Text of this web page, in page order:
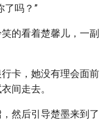
了吗？”
的看着楚馨儿，一副
卡，她没有理会面前
间走去。
然后引导楚墨来到了